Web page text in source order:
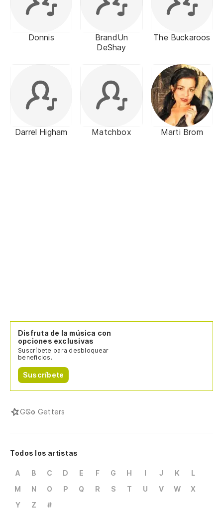
Donnis
BrandUn
DeShay
The Buckaroos
Darrel Higham Matchbox Marti Brom
Disfruta de la música con
opciones exclusivas
Suscríbete para desbloquear
beneficios.
Suscríbete
GGo Getters
Todos los artistas
A B C D E F G H I J K
L
M
N O P Q R S T U V W
X
Y
Z #